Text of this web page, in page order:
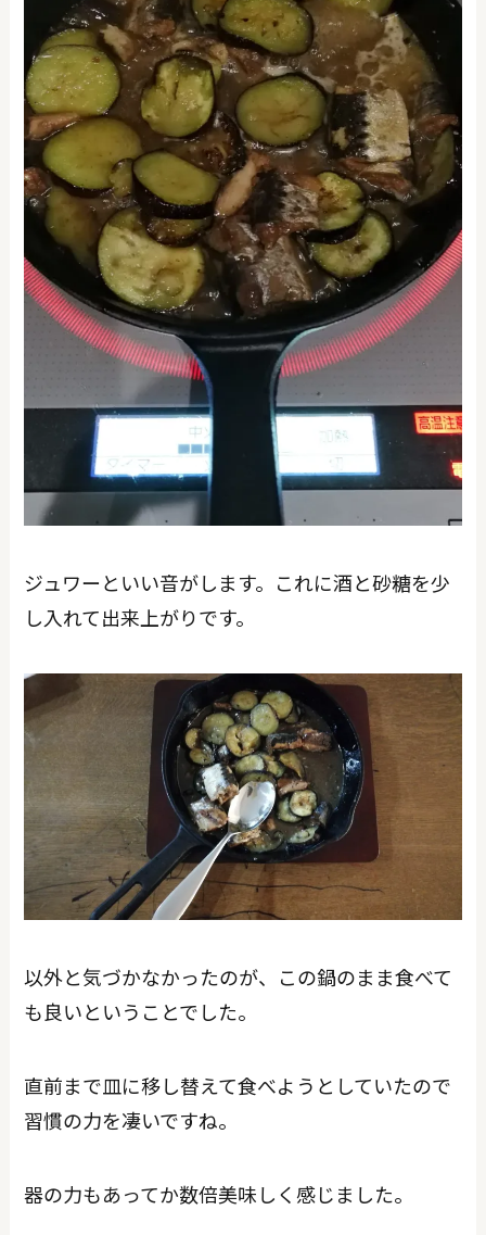
ジュワーといい音がします。これに酒と砂糖を少
し入れて出来上がりです。
以外と気づかなかったのが、この鍋のまま食べて
も良いということでした。
直前まで皿に移し替えて食べようとしていたので
習慣の力を凄いですね。
器の力もあってか数倍美味しく感じました。